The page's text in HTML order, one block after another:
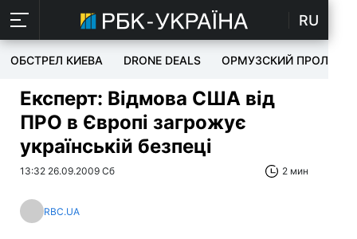
RU
ОБСТРЕЛ КИЕВА DRONE DEALS ОРМУЗСКИЙ ПРОЛИВ
Експерт: Відмова США від
ПРО в Європі загрожує
українській безпеці
13:32 26.09.2009 Сб 2 мин
RBC.UA